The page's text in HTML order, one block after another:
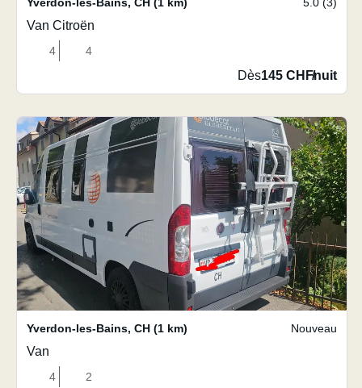
Van Citroën
4 4
Dès145 CHF/nuit
Yverdon-les-Bains, CH (1 km) Nouveau
Van
4 2